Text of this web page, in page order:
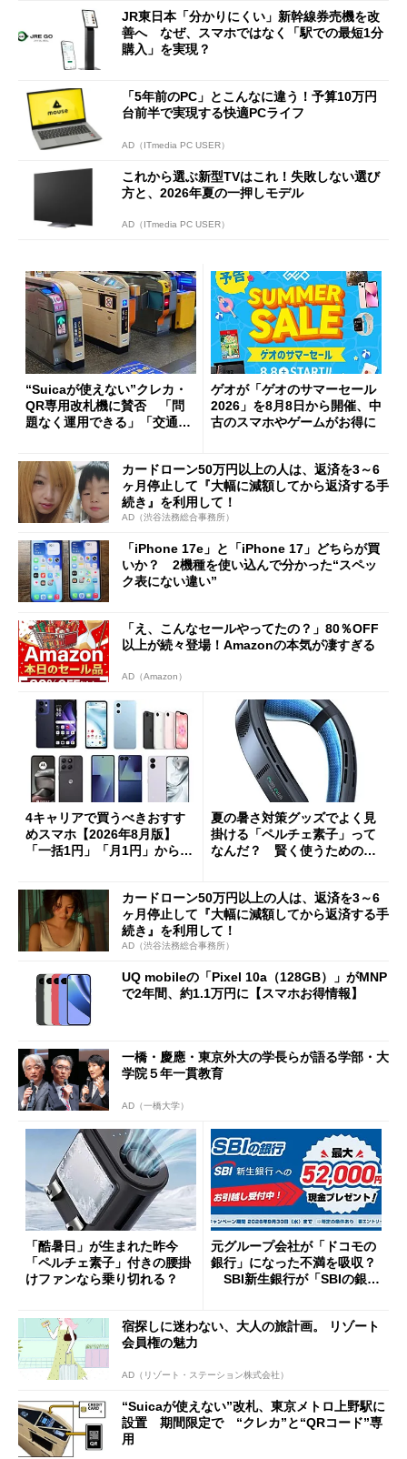
JR東日本「分かりにくい」新幹線券売機を改
善へ なぜ、スマホではなく「駅での最短1分
購入」を実現？
「5年前のPC」とこんなに違う！予算10万円
台前半で実現する快適PCライフ
AD（ITmedia PC USER）
これから選ぶ新型TVはこれ！失敗しない選び
方と、2026年夏の一押しモデル
AD（ITmedia PC USER）
“Suicaが使えない”クレカ・
QR専用改札機に賛否 「問
題なく運用できる」「交通系I
ゲオが「ゲオのサマーセール
2026」を8月8日から開催、中
古のスマホやゲームがお得に
カードローン50万円以上の人は、返済を3～6
ヶ月停止して『大幅に減額してから返済する手
続き』を利用して！
AD（渋谷法務総合事務所）
「iPhone 17e」と「iPhone 17」どちらが買
いか？ 2機種を使い込んで分かった“スペッ
ク表にない違い”
「え、こんなセールやってたの？」80％OFF
以上が続々登場！Amazonの本気が凄すぎる
AD（Amazon）
4キャリアで買うべきおすす
めスマホ【2026年8月版】
「一括1円」「月1円」からお
夏の暑さ対策グッズでよく見
掛ける「ペルチェ素子」って
なんだ？ 賢く使うための注
カードローン50万円以上の人は、返済を3～6
ヶ月停止して『大幅に減額してから返済する手
続き』を利用して！
AD（渋谷法務総合事務所）
UQ mobileの「Pixel 10a（128GB）」がMNP
で2年間、約1.1万円に【スマホお得情報】
一橋・慶應・東京外大の学長らが語る学部・大
学院５年一貫教育
AD（一橋大学）
「酷暑日」が生まれた昨今
「ペルチェ素子」付きの腰掛
けファンなら乗り切れる？
元グループ会社が「ドコモの
銀行」になった不満を吸収？
SBI新生銀行が「SBIの銀
開催
宿探しに迷わない、大人の旅計画。 リゾート
会員権の魅力
AD（リゾート・ステーション株式会社）
“Suicaが使えない”改札、東京メトロ上野駅に
設置 期間限定で “クレカ”と“QRコード”専
用